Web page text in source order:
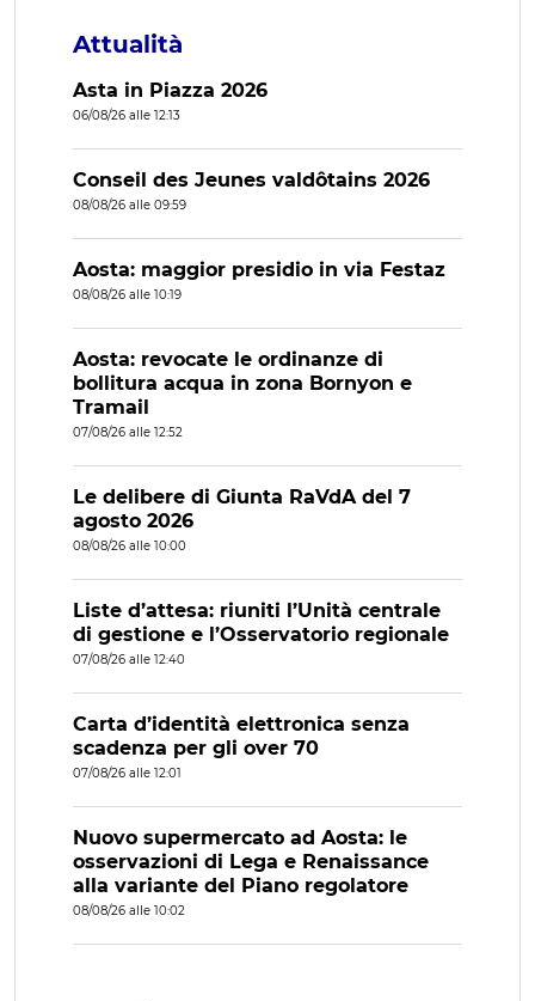
Attualità
Asta in Piazza 2026
06/08/26 alle 12:13
Conseil des Jeunes valdôtains 2026
08/08/26 alle 09:59
Aosta: maggior presidio in via Festaz
08/08/26 alle 10:19
Aosta: revocate le ordinanze di
bollitura acqua in zona Bornyon e
Tramail
07/08/26 alle 12:52
Le delibere di Giunta RaVdA del 7
agosto 2026
08/08/26 alle 10:00
Liste d’attesa: riuniti l’Unità centrale
di gestione e l’Osservatorio regionale
07/08/26 alle 12:40
Carta d’identità elettronica senza
scadenza per gli over 70
07/08/26 alle 12:01
Nuovo supermercato ad Aosta: le
osservazioni di Lega e Renaissance
alla variante del Piano regolatore
08/08/26 alle 10:02